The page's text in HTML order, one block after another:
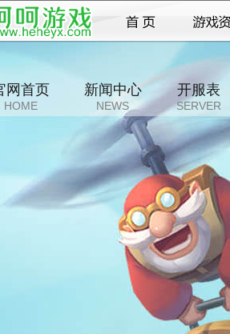
网首页
HOME
新闻中心
NEWS
开服表
SERVER